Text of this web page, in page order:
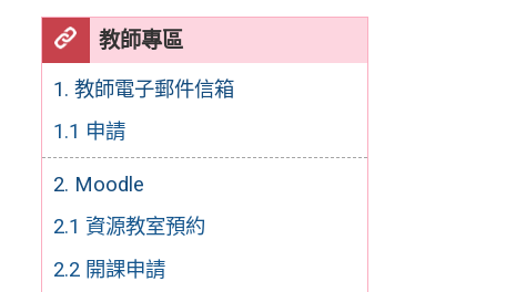
教師專區
1. 教師電子郵件信箱
1.1 申請
2. Moodle
2.1 資源教室預約
2.2 開課申請